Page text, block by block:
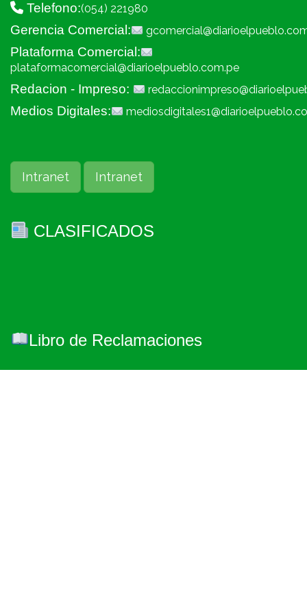
Telefono:(054) 221980
Gerencia Comercial:
Plataforma Comercial:
plataformacomercial@diarioelpueblo.com.pe
Redacion - Impreso:
Medios Digitales:
Intranet Intranet
CLASIFICADOS
Libro de Reclamaciones